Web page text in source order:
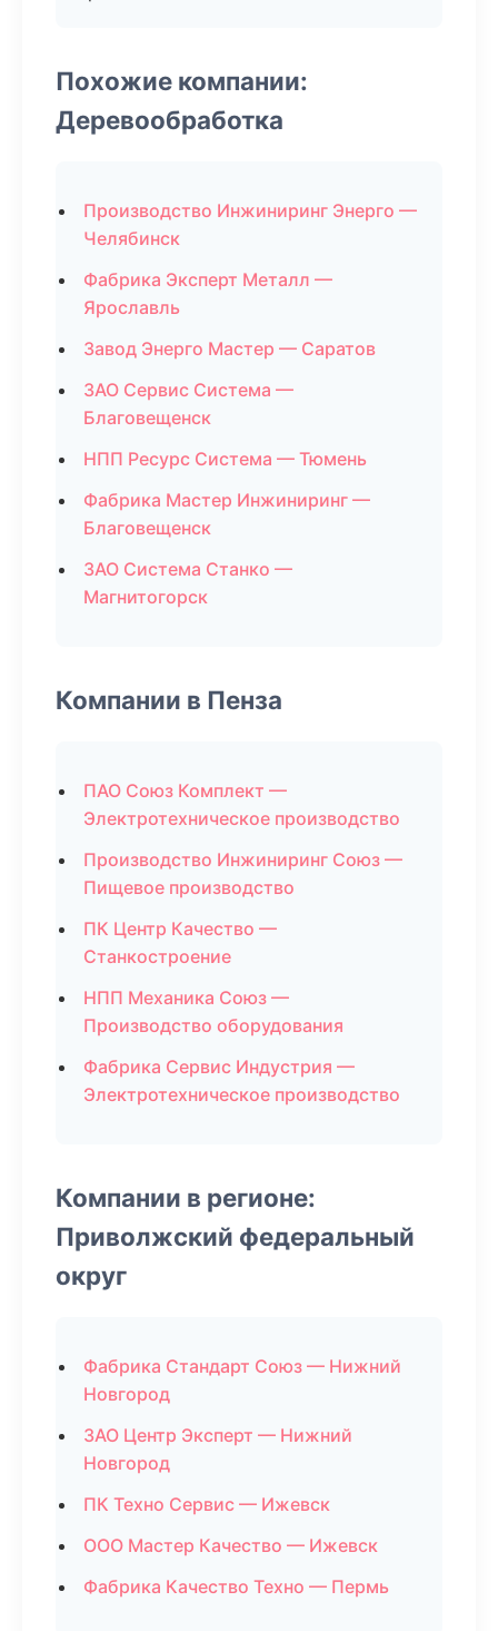
Похожие компании:
Деревообработка
Производство Инжиниринг Энерго —
Челябинск
Фабрика Эксперт Металл —
Ярославль
Завод Энерго Мастер — Саратов
ЗАО Сервис Система —
Благовещенск
НПП Ресурс Система — Тюмень
Фабрика Мастер Инжиниринг —
Благовещенск
ЗАО Система Станко —
Магнитогорск
Компании в Пенза
ПАО Союз Комплект —
Электротехническое производство
Производство Инжиниринг Союз —
Пищевое производство
ПК Центр Качество —
Станкостроение
НПП Механика Союз —
Производство оборудования
Фабрика Сервис Индустрия —
Электротехническое производство
Компании в регионе:
Приволжский федеральный
округ
Фабрика Стандарт Союз — Нижний
Новгород
ЗАО Центр Эксперт — Нижний
Новгород
ПК Техно Сервис — Ижевск
ООО Мастер Качество — Ижевск
Фабрика Качество Техно — Пермь